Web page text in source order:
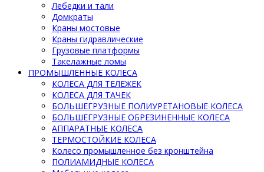
Лебедки и тали
Домкраты
Краны мостовые
Краны гидравлические
Грузовые платформы
Такелажные ломы
ПРОМЫШЛЕННЫЕ КОЛЕСА
КОЛЕСА ДЛЯ ТЕЛЕЖЕК
КОЛЕСА ДЛЯ ТАЧЕК
БОЛЬШЕГРУЗНЫЕ ПОЛИУРЕТАНОВЫЕ КОЛЕСА
БОЛЬШЕГРУЗНЫЕ ОБРЕЗИНЕННЫЕ КОЛЕСА
АППАРАТНЫЕ КОЛЕСА
ТЕРМОСТОЙКИЕ КОЛЕСА
Колесо промышленное без кронштейна
ПОЛИАМИДНЫЕ КОЛЕСА